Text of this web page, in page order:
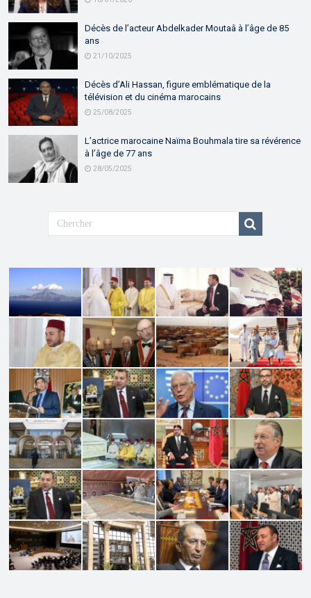
Décès de l’acteur Abdelkader Moutaâ à l’âge de 85
ans
21/10/2025
Décès d’Ali Hassan, figure emblématique de la
télévision et du cinéma marocains
25/08/2025
L’actrice marocaine Naïma Bouhmala tire sa révérence
à l’âge de 77 ans
28/05/2025